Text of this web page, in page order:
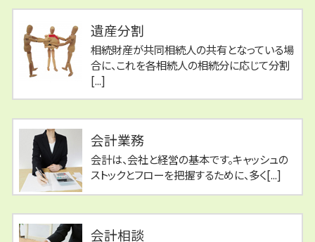
遺産分割
相続財産が共同相続人の共有となっている場
合に、これを各相続人の相続分に応じて分割
[...]
会計業務
会計は、会社と経営の基本です。キャッシュの
ストックとフローを把握するために、多く[...]
会計相談